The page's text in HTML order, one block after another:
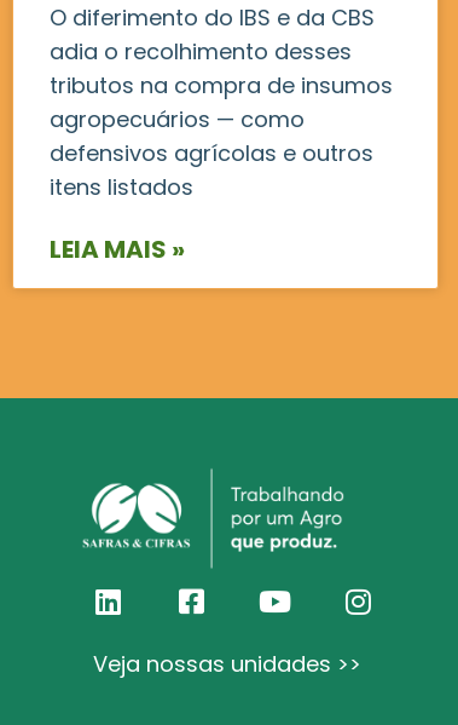
O diferimento do IBS e da CBS
adia o recolhimento desses
tributos na compra de insumos
agropecuários — como
defensivos agrícolas e outros
itens listados
LEIA MAIS »
Veja nossas unidades >>